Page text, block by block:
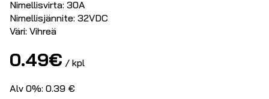
Nimellisvirta: 30A
Nimellisjännite: 32VDC
Väri: Vihreä
0.49€ / kpl
Alv 0%: 0.39 €